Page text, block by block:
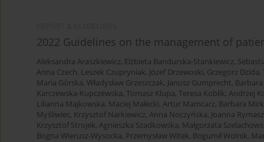
2022 Guidelines on the management of
Aleksandra Araszkiewicz, Elżbieta Bandurska-Stankiewicz,
Anna Czech, Leszek Czupryniak, Józef Drzewoski, Grzegorz Dzida,
Maria Górska, Władysław Grzeszczak, Janusz Gumprecht,
Karczewska-Kupczewska, Tomasz Klupa, Teresa Koblik, Andrzej
Lilianna Majkowska, Maciej Małecki, Artur Mamcarz, Barbara
Myśliwiec, Krzysztof Narkiewicz, Anna Noczyńska, Joanna
Krzysztof Strojek, Agnieszka Szadkowska, Małgorzata
Bogna Wierusz-Wysocka, Przemysław Witek, Bogumił Wolnik,